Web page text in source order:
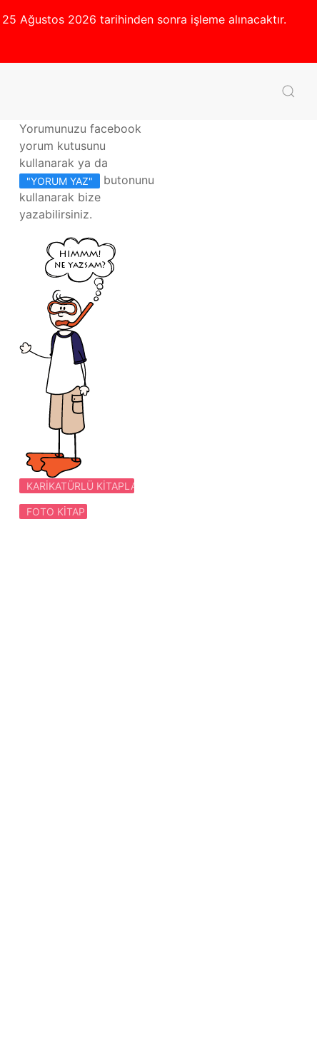
Ağustos 2026 tarihinden sonra işleme alınacaktır.
Yorumunuzu facebook
yorum kutusunu
kullanarak ya da
"YORUM YAZ"
butonunu
kullanarak bize
yazabilirsiniz.
KARIKATÜRLÜ KITAPLAR
FOTO KITAP